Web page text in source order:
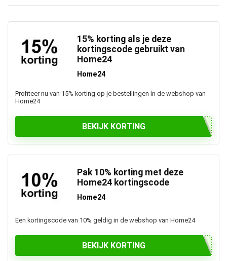
15% korting als je deze
kortingscode gebruikt van
Home24
Home24
Profiteer nu van 15% korting op je bestellingen in de webshop van
Home24
BEKIJK KORTING
Pak 10% korting met deze
Home24 kortingscode
Home24
Een kortingscode van 10% geldig in de webshop van Home24
BEKIJK KORTING